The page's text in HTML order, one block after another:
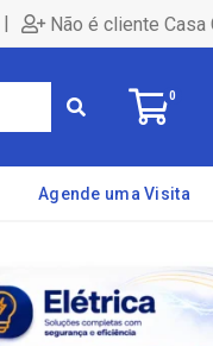
| Não é cliente Casa
0
Agende uma Visita